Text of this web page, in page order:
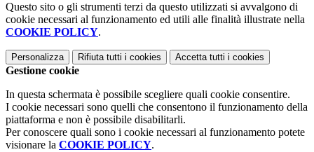
Questo sito o gli strumenti terzi da questo utilizzati si avvalgono di
cookie necessari al funzionamento ed utili alle finalità illustrate nella
COOKIE POLICY.
Personalizza Rifiuta tutti i cookies Accetta tutti i cookies
Gestione cookie
In questa schermata è possibile scegliere quali cookie consentire.
I cookie necessari sono quelli che consentono il funzionamento della
piattaforma e non è possibile disabilitarli.
Per conoscere quali sono i cookie necessari al funzionamento potete
visionare la COOKIE POLICY.